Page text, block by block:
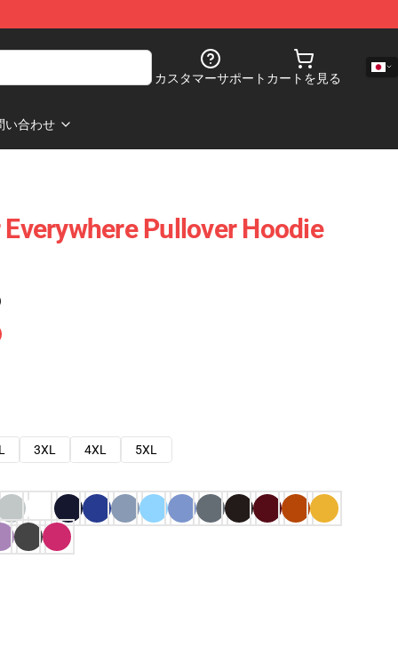
カスタマーサポート カートを見る
い合わせ
Pullover Hoodie
3XL 4XL
5XL